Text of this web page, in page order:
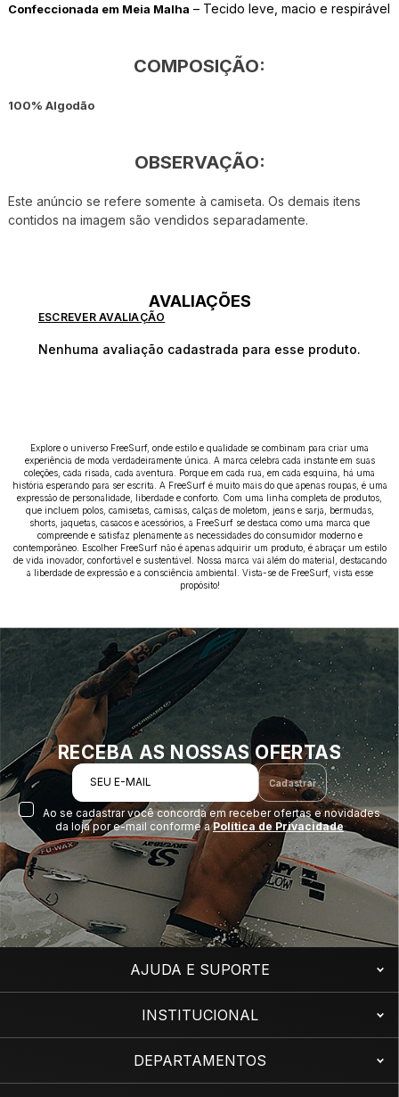
Confeccionada em Meia Malha – Tecido leve, macio e respirável
COMPOSIÇÃO:
100% Algodão
OBSERVAÇÃO:
Este anúncio se refere somente à camiseta. Os demais itens
contidos na imagem são vendidos separadamente.
AVALIAÇÕES
ESCREVER AVALIAÇÃO
Nenhuma avaliação cadastrada para esse produto.
Explore o universo FreeSurf, onde estilo e qualidade se combinam para criar uma
experiência de moda verdadeiramente única. A marca celebra cada instante em suas
coleções, cada risada, cada aventura. Porque em cada rua, em cada esquina, há uma
história esperando para ser escrita. A FreeSurf é muito mais do que apenas roupas, é uma
expressão de personalidade, liberdade e conforto. Com uma linha completa de produtos,
que incluem polos, camisetas, camisas, calças de moletom, jeans e sarja, bermudas,
shorts, jaquetas, casacos e acessórios, a FreeSurf se destaca como uma marca que
compreende e satisfaz plenamente as necessidades do consumidor moderno e
contemporâneo. Escolher FreeSurf não é apenas adquirir um produto, é abraçar um estilo
de vida inovador, confortável e sustentável. Nossa marca vai além do material, destacando
a liberdade de expressão e a consciência ambiental. Vista-se de FreeSurf, vista esse
propósito!
RECEBA AS NOSSAS OFERTAS
SEU E-MAIL Cadastrar
Ao se cadastrar você concorda em receber ofertas e novidades
da loja por e-mail conforme aPolítica de Privacidade
AJUDA E SUPORTE
INSTITUCIONAL
DEPARTAMENTOS